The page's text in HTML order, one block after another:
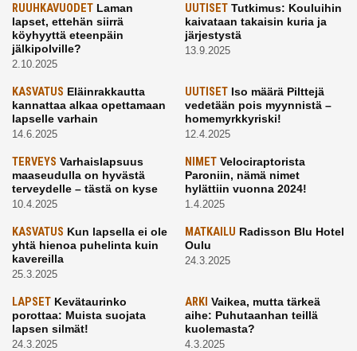
RUUHKAVUODET Laman
lapset, ettehän siirrä
köyhyyttä eteenpäin
jälkipolville?
2.10.2025
UUTISETTutkimus: Kouluihin
kaivataan takaisin kuria ja
järjestystä
13.9.2025
KASVATUS Eläinrakkautta
kannattaa alkaa opettamaan
lapselle varhain
14.6.2025
UUTISETIso määrä Pilttejä
vedetään pois myynnistä –
homemyrkkyriski!
12.4.2025
TERVEYS Varhaislapsuus
maaseudulla on hyvästä
terveydelle – tästä on kyse
10.4.2025
NIMETVelociraptorista
Paroniin, nämä nimet
hylättiin vuonna 2024!
1.4.2025
KASVATUS Kun lapsella ei ole
yhtä hienoa puhelinta kuin
kavereilla
25.3.2025
MATKAILU Radisson Blu Hotel
Oulu
24.3.2025
LAPSET Kevätaurinko
porottaa: Muista suojata
lapsen silmät!
24.3.2025
ARKI Vaikea, mutta tärkeä
aihe: Puhutaanhan teillä
kuolemasta?
4.3.2025